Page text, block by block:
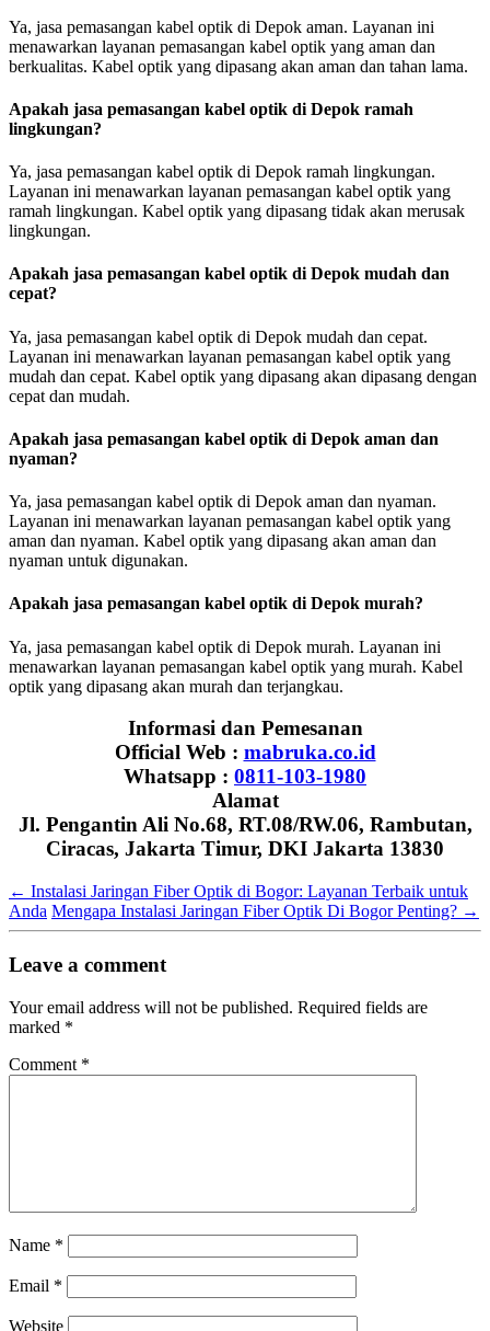
Ya, jasa pemasangan kabel optik di Depok aman. Layanan ini
menawarkan layanan pemasangan kabel optik yang aman dan
berkualitas. Kabel optik yang dipasang akan aman dan tahan lama.
Apakah jasa pemasangan kabel optik di Depok ramah
lingkungan?
Ya, jasa pemasangan kabel optik di Depok ramah lingkungan.
Layanan ini menawarkan layanan pemasangan kabel optik yang
ramah lingkungan. Kabel optik yang dipasang tidak akan merusak
lingkungan.
Apakah jasa pemasangan kabel optik di Depok mudah dan
cepat?
Ya, jasa pemasangan kabel optik di Depok mudah dan cepat.
Layanan ini menawarkan layanan pemasangan kabel optik yang
mudah dan cepat. Kabel optik yang dipasang akan dipasang dengan
cepat dan mudah.
Apakah jasa pemasangan kabel optik di Depok aman dan
nyaman?
Ya, jasa pemasangan kabel optik di Depok aman dan nyaman.
Layanan ini menawarkan layanan pemasangan kabel optik yang
aman dan nyaman. Kabel optik yang dipasang akan aman dan
nyaman untuk digunakan.
Apakah jasa pemasangan kabel optik di Depok murah?
Ya, jasa pemasangan kabel optik di Depok murah. Layanan ini
menawarkan layanan pemasangan kabel optik yang murah. Kabel
optik yang dipasang akan murah dan terjangkau.
Informasi dan Pemesanan
Official Web : mabruka.co.id
Whatsapp : 0811-103-1980
Alamat
Jl. Pengantin Ali No.68, RT.08/RW.06, Rambutan,
Ciracas, Jakarta Timur, DKI Jakarta 13830
← Instalasi Jaringan Fiber Optik di Bogor: Layanan Terbaik untuk
Anda Mengapa Instalasi Jaringan Fiber Optik Di Bogor Penting? →
Leave a comment
Your email address will not be published. Required fields are
marked *
Comment *
Name *
Email *
Website